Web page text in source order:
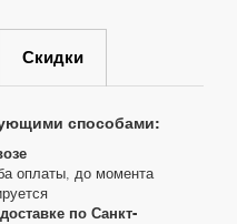
Скидки
способами:
оплаты, до момента
по Санкт-